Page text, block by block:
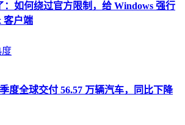
：如何绕过官方限制，给 Windows 强行
客户端
度
度全球交付 56.57 万辆汽车，同比下降